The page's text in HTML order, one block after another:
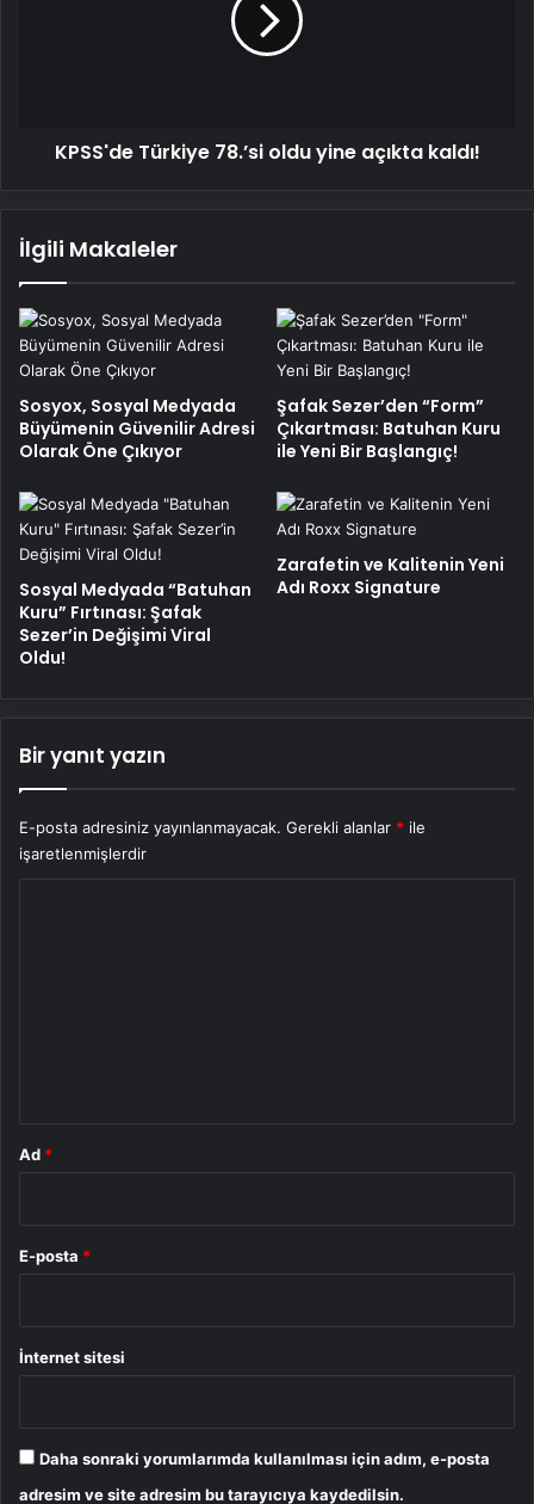
KPSS'de Türkiye 78.’si oldu yine açıkta kaldı!
İlgili Makaleler
Sosyox, Sosyal Medyada
Büyümenin Güvenilir Adresi
Olarak Öne Çıkıyor
Şafak Sezer’den “Form”
Çıkartması: Batuhan Kuru
ile Yeni Bir Başlangıç!
Sosyal Medyada “Batuhan
Kuru” Fırtınası: Şafak
Sezer’in Değişimi Viral
Oldu!
Zarafetin ve Kalitenin Yeni
Adı Roxx Signature
Bir yanıt yazın
E-posta adresiniz yayınlanmayacak. Gerekli alanlar * ile
işaretlenmişlerdir
Ad *
E-posta *
İnternet sitesi
Daha sonraki yorumlarımda kullanılması için adım, e-posta
adresim ve site adresim bu tarayıcıya kaydedilsin.